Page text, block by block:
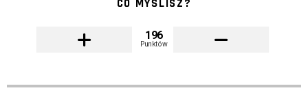
CO MYŚLISZ?
196
Punktów